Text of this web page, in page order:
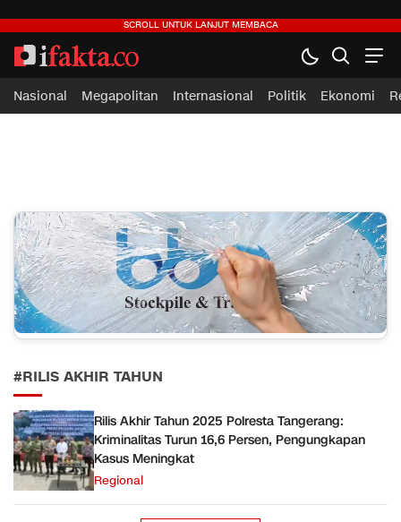
ifakta.co
#pastibenar
Nasional Megapolitan Internasional Politik Ekonomi
#RILIS AKHIR TAHUN
Rilis Akhir Tahun 2025 Polresta Tangerang:
Kriminalitas Turun 16,6 Persen, Pengungkapan
Kasus Meningkat
Regional